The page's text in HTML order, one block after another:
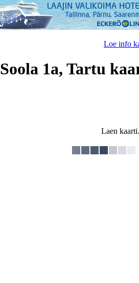
Loe info
Soola 1a, Tartu
Laen